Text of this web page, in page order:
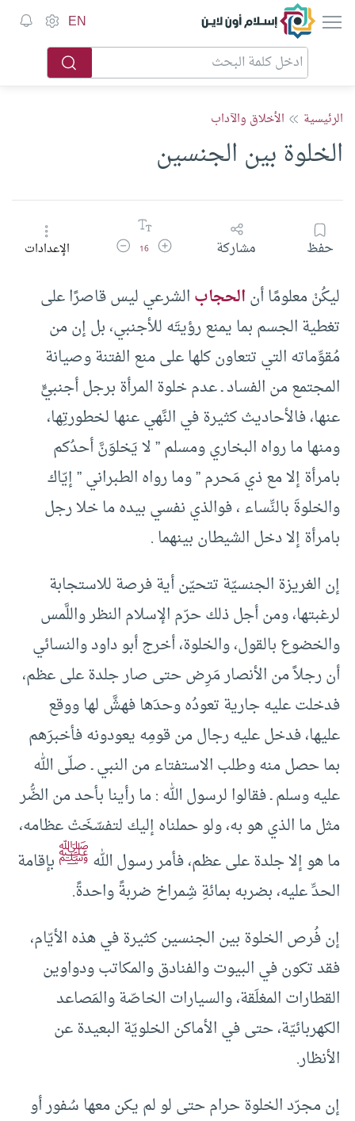
إسلام أون لاين EN
الرئيسية الأخلاق والآداب
الخلوة بين الجنسين
حفظ مشاركة زيادة حجم الخط
16 تقليل حجم الخطالإعدادات
ليكُنْ معلومًا أنالحجابالشرعي ليس قاصرًا على
تغطية الجسم بما يمنع رؤيتَه للأجنبي، بل إن من
مُقوِّماته التي تتعاون كلها على منع الفتنة وصيانة
المجتمع من الفساد ـ عدم خلوة المرأة برجل أجنبيٍّ
عنها، فالأحاديث كثيرة في النَّهي عنها لخطورتِها،
ومنها ما رواه البخاري ومسلم ” لا يَخلوَنَّ أحدُكم
بامرأة إلا مع ذي مَحرم ” وما رواه الطبراني ” إيّاك
والخلوةَ بالنِّساء ، فوالذي نفسي بيده ما خلا رجل
بامرأة إلا دخل الشيطان بينهما .
إن الغريزة الجنسيّة تتحيّن أية فرصة للاستجابة
لرغبتها، ومن أجل ذلك حرّم الإسلام النظر واللَّمس
والخضوع بالقول، والخلوة، أخرج أبو داود والنسائي
أن رجلاً من الأنصار مَرِض حتى صار جلدة على عظم،
فدخلت عليه جارية تعودُه وحدَها فهشَّ لها ووقع
عليها، فدخل عليه رجال من قومِه يعودونه فأخبرَهم
بما حصل منه وطلب الاستفتاء من النبي ـ صلّى الله
عليه وسلم ـ فقالوا لرسول الله : ما رأينا بأحد من الضُّر
مثل ما الذي هو به، ولو حملناه إليك لتفسّخَتْ عظامه،
ما هو إلا جلدة على عظم، فأمر رسول اللهﷺبإقامة
الحدِّ عليه، بضربه بمائةِ شِمراخ ضربةً واحدةً.
إن فُرص الخلوة بين الجنسين كثيرة في هذه الأيّام،
فقد تكون في البيوت والفنادق والمكاتب ودواوين
القطارات المغلَقة، والسيارات الخاصّة والمَصاعد
الكهربائيّة، حتى في الأماكن الخلويّة البعيدة عن
الأنظار.
إن مجرّد الخلوة حرام حتى لو لم يكن معها سُفور أو